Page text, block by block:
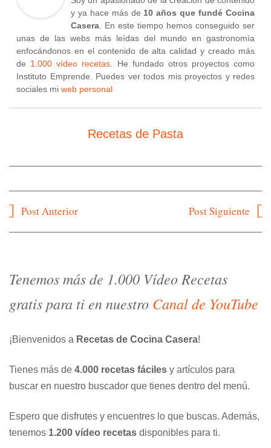
y ya hace más de 10 años que fundé Cocina
Casera. En este tiempo hemos conseguido ser
unas de las webs más leídas del mundo en gastronomía
enfocándonos en el contenido de alta calidad y creado más
de 1.000 vídeo recetas. He fundado otros proyectos como
Instituto Emprende. Puedes ver todos mis proyectos y redes
sociales mi web personal
Recetas de Pasta
Navegación
de
Post Anterior Post Siguiente
Tenemos más de 1.000 Vídeo Recetas
gratis para ti en nuestro Canal de YouTube
¡Bienvenidos a Recetas de Cocina Casera!
Tienes más de 4.000 recetas fáciles y artículos para
buscar en nuestro buscador que tienes dentro del menú.
Espero que disfrutes y encuentres lo que buscas. Además,
tenemos 1.200 vídeo recetas disponibles para ti.